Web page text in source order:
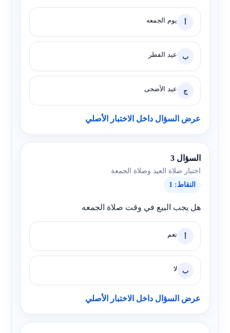
أ يوم الجمعه
ب عيد الفطر
ج عيد الأضحى
عرض السؤال داخل الاختبار الأصلي
السؤال 3
اختبار صلاة العيد وصلاة الجمعة
النقاط: 1
هل يجب البيع في وقت صلاة الجمعه
أ نعم
ب لا
عرض السؤال داخل الاختبار الأصلي